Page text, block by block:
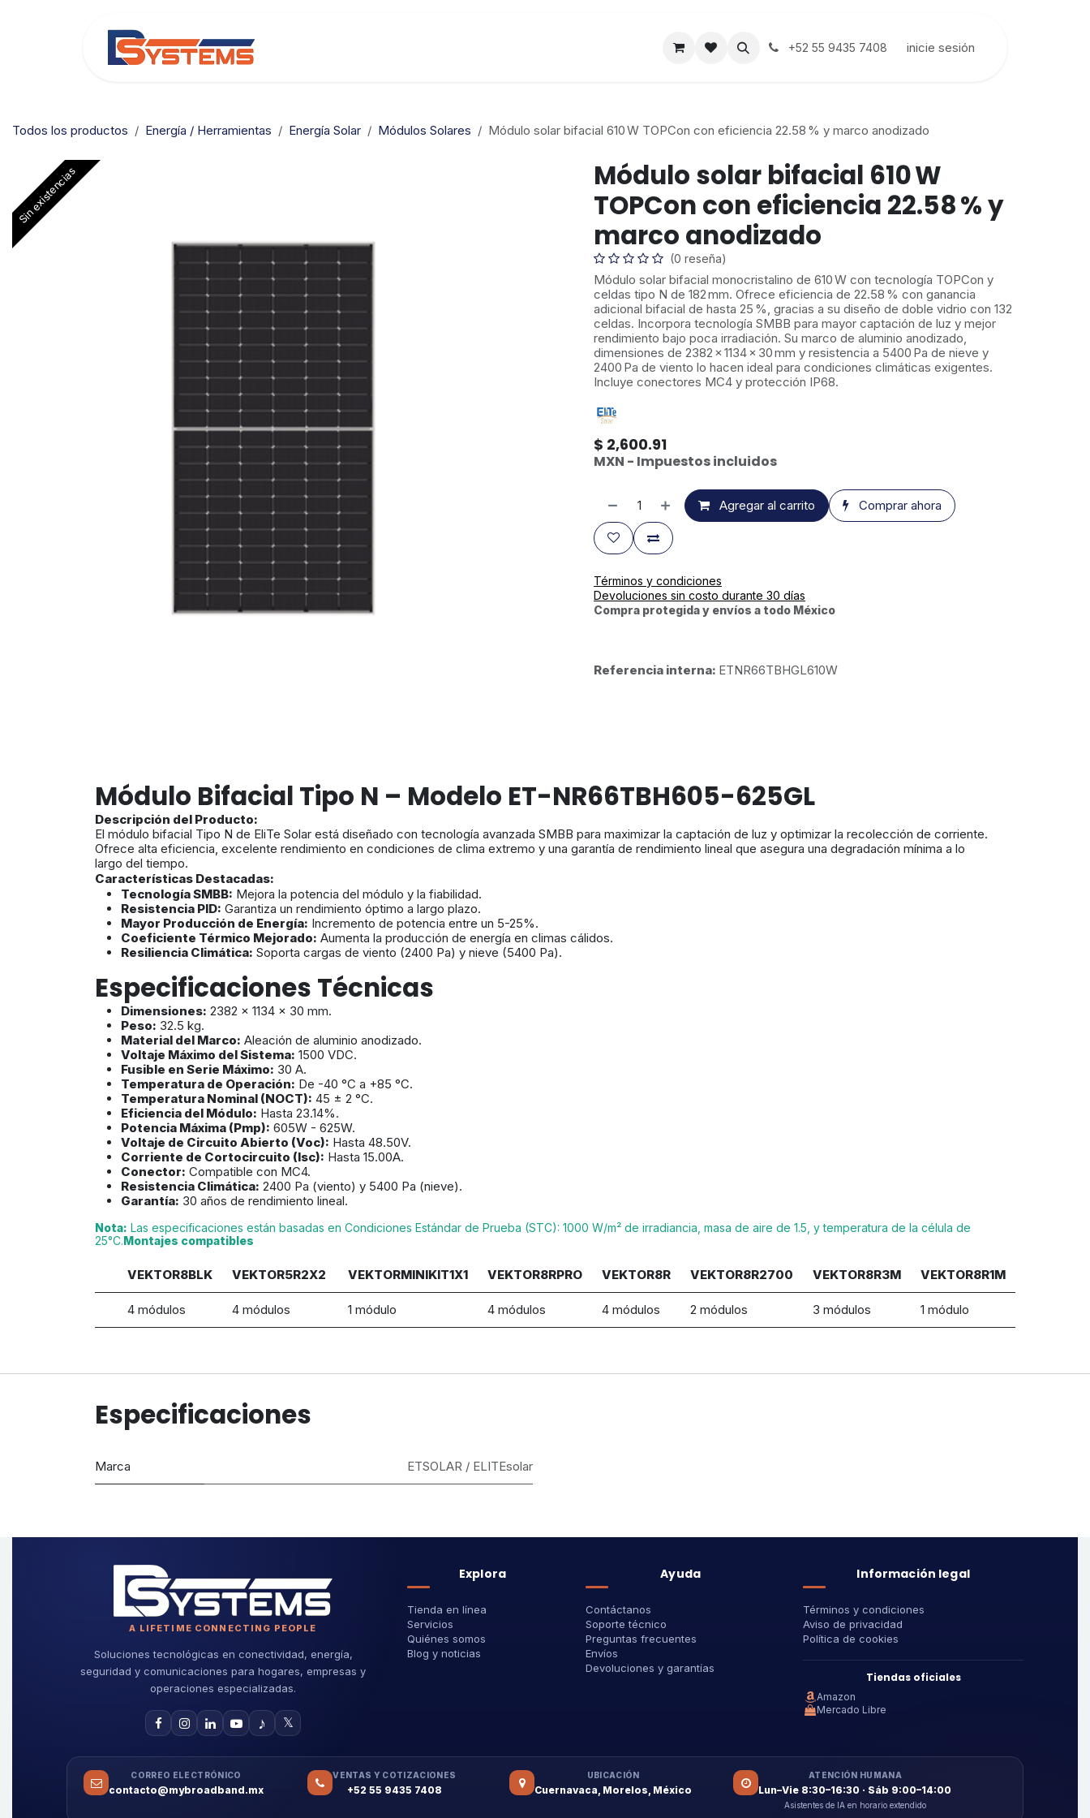
+52 55 9435 7408 inicie sesión
Todos los productos Energía / Herramientas Energía Solar Módulos Solares Módulo solar bifacial 610 W TOPCon con eficiencia 22.58 % y marco anodizado
Sin existencias
Módulo solar bifacial 610 W
TOPCon con eficiencia 22.58 % y
marco anodizado
(0 reseña)
Módulo solar bifacial monocristalino de 610 W con tecnología TOPCon y
celdas tipo N de 182 mm. Ofrece eficiencia de 22.58 % con ganancia
adicional bifacial de hasta 25 %, gracias a su diseño de doble vidrio con 132
celdas. Incorpora tecnología SMBB para mayor captación de luz y mejor
rendimiento bajo poca irradiación. Su marco de aluminio anodizado,
dimensiones de 2382 × 1134 × 30 mm y resistencia a 5400 Pa de nieve y
2400 Pa de viento lo hacen ideal para condiciones climáticas exigentes.
Incluye conectores MC4 y protección IP68.
$ 2,600.91
MXN - Impuestos incluidos
Agregar al carrito Comprar ahora
Términos y condiciones
Devoluciones sin costo durante 30 días
Compra protegida y envíos a todo México
Referencia interna: ETNR66TBHGL610W
Módulo Bifacial Tipo N – Modelo ET-NR66TBH605-625GL
Descripción del Producto:
El módulo bifacial Tipo N de EliTe Solar está diseñado con tecnología avanzada SMBB para maximizar la captación de luz y optimizar la recolección de corriente.
Ofrece alta eficiencia, excelente rendimiento en condiciones de clima extremo y una garantía de rendimiento lineal que asegura una degradación mínima a lo
largo del tiempo.
Características Destacadas:
Tecnología SMBB: Mejora la potencia del módulo y la fiabilidad.
Resistencia PID: Garantiza un rendimiento óptimo a largo plazo.
Mayor Producción de Energía: Incremento de potencia entre un 5-25%.
Coeficiente Térmico Mejorado: Aumenta la producción de energía en climas cálidos.
Resiliencia Climática: Soporta cargas de viento (2400 Pa) y nieve (5400 Pa).
Especificaciones Técnicas
Dimensiones: 2382 × 1134 × 30 mm.
Peso: 32.5 kg.
Material del Marco: Aleación de aluminio anodizado.
Voltaje Máximo del Sistema: 1500 VDC.
Fusible en Serie Máximo: 30 A.
Temperatura de Operación: De -40 °C a +85 °C.
Temperatura Nominal (NOCT): 45 ± 2 °C.
Eficiencia del Módulo: Hasta 23.14%.
Potencia Máxima (Pmp): 605W - 625W.
Voltaje de Circuito Abierto (Voc): Hasta 48.50V.
Corriente de Cortocircuito (Isc): Hasta 15.00A.
Conector: Compatible con MC4.
Resistencia Climática: 2400 Pa (viento) y 5400 Pa (nieve).
Garantía: 30 años de rendimiento lineal.
Nota: Las especificaciones están basadas en Condiciones Estándar de Prueba (STC): 1000 W/m² de irradiancia, masa de aire de 1.5, y temperatura de la célula de
25°C.Montajes compatibles
VEKTOR8BLK VEKTOR5R2X2 VEKTORMINIKIT1X1 VEKTOR8RPRO VEKTOR8R VEKTOR8R2700 VEKTOR8R3M VEKTOR8R1M
4 módulos 4 módulos 1 módulo 4 módulos 4 módulos 2 módulos 3 módulos 1 módulo
Especificaciones
Marca ETSOLAR / ELITEsolar
A LIFETIME CONNECTING PEOPLE
Soluciones tecnológicas en conectividad, energía,
seguridad y comunicaciones para hogares, empresas y
operaciones especializadas.
♪ 𝕏
Explora
Tienda en línea
Servicios
Quiénes somos
Blog y noticias
Ayuda
Contáctanos
Soporte técnico
Preguntas frecuentes
Envíos
Devoluciones y garantías
Información legal
Términos y condiciones
Aviso de privacidad
Política de cookies
Tiendas oficiales
Amazon
Mercado Libre
CORREO ELECTRÓNICO
contacto@mybroadband.mx
VENTAS Y COTIZACIONES
+52 55 9435 7408
UBICACIÓN
Cuernavaca, Morelos, México
ATENCIÓN HUMANA
Lun–Vie 8:30–16:30 · Sáb 9:00–14:00
Asistentes de IA en horario extendido